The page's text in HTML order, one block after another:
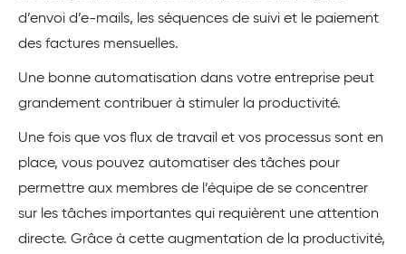
d’envoi d’e-mails, les séquences de suivi et le paiement
des factures mensuelles.
Une bonne automatisation dans votre entreprise peut
grandement contribuer à stimuler la productivité.
Une fois que vos flux de travail et vos processus sont en
place, vous pouvez automatiser des tâches pour
permettre aux membres de l’équipe de se concentrer
sur les tâches importantes qui requièrent une attention
directe. Grâce à cette augmentation de la productivité,